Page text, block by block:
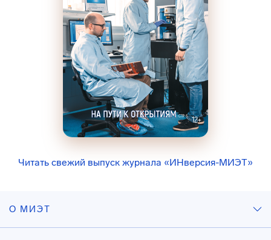
Читать свежий выпуск журнала «ИНверсия-МИЭТ»
О МИЭТ